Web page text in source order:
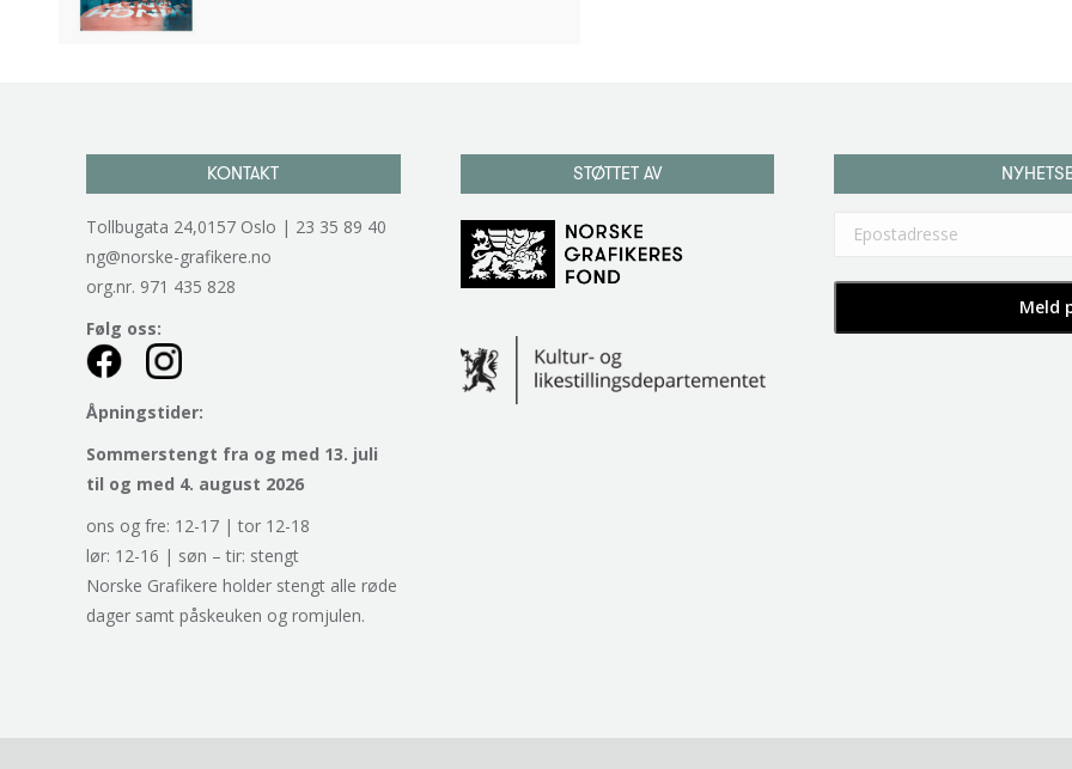
KONTAKT
Tollbugata 24,0157 Oslo | 23 35 89 40
ng@norske-grafikere.no
org.nr. 971 435 828
Følg oss:
Åpningstider:
Sommerstengt fra og med 13. juli
til og med 4. august 2026
ons og fre: 12-17 | tor 12-18
lør: 12-16 | søn – tir: stengt
Norske Grafikere holder stengt alle røde
dager samt påskeuken og romjulen.
STØTTET AV